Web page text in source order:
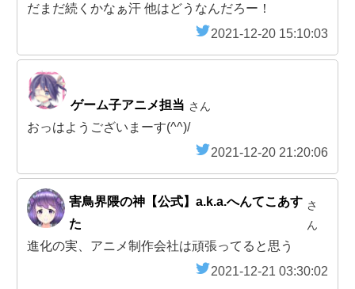
だまだ続くかなぁ汗 他はどうなんだろー！
2021-12-20 15:10:03
ゲーム子アニメ担当 さん
おっはようございまーす(^^)/
2021-12-20 21:20:06
害鳥界隈の神【公式】a.k.a.へんてこあす
た
さ
ん
進化の実、アニメ制作会社は頑張ってると思う
2021-12-21 03:30:02